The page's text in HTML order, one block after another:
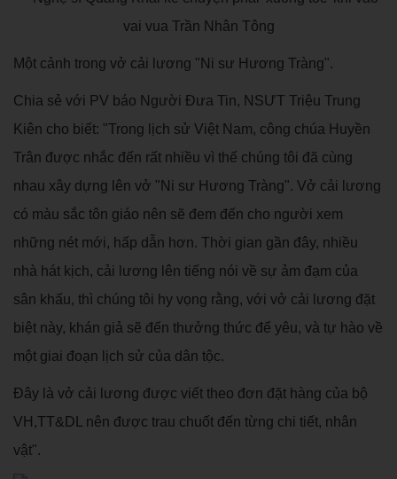
Một cảnh trong vở cải lương "Ni sư Hương Tràng".
Chia sẻ với PV báo Người Đưa Tin, NSƯT Triệu Trung
Kiên cho biết: "Trong lịch sử Việt Nam, công chúa Huyền
Trân được nhắc đến rất nhiều vì thế chúng tôi đã cùng
nhau xây dựng lên vở "Ni sư Hương Tràng". Vở cải lương
có màu sắc tôn giáo nên sẽ đem đến cho người xem
những nét mới, hấp dẫn hơn. Thời gian gần đây, nhiều
nhà hát kịch, cải lương lên tiếng nói về sự ảm đạm của
sân khấu, thì chúng tôi hy vọng rằng, với vở cải lương đặt
biệt này, khán giả sẽ đến thưởng thức để yêu, và tự hào về
một giai đoạn lịch sử của dân tộc.
Đây là vở cải lương được viết theo đơn đặt hàng của bộ
VH,TT&DL nên được trau chuốt đến từng chi tiết, nhân
vật".